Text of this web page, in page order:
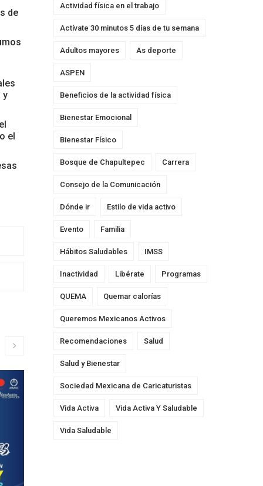
de
y
el
Actividad física en el trabajo
Actívate 30 minutos 5 días de tu semana
Adultos mayores As deporte
ASPEN
Beneficios de la actividad física
Bienestar Emocional
Bienestar Físico
Bosque de Chapultepec Carrera
Consejo de la Comunicación
Dónde ir Estilo de vida activo
Evento Familia
Hábitos Saludables IMSS
Inactividad Libérate Programas
QUEMA Quemar calorías
Queremos Mexicanos Activos
Recomendaciones Salud
Salud y Bienestar
Sociedad Mexicana de Caricaturistas
Vida Activa Vida Activa Y Saludable
Vida Saludable